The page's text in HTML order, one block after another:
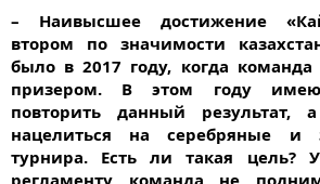
– Наивысшее достижение
втором по значимости
было в 2017 году, когда команда
призером. В этом году
повторить данный
нацелиться на серебряные и
турнира. Есть ли такая цель?